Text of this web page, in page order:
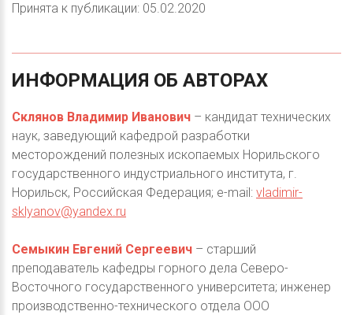
Принята к публикации: 05.02.2020
ИНФОРМАЦИЯ ОБ АВТОРАХ
Склянов Владимир Иванович – кандидат технических
наук, заведующий кафедрой разработки
месторождений полезных ископаемых Норильского
государственного индустриального института, г.
Норильск, Российская Федерация; e-mail: vladimir-
sklyanov@yandex.ru
Семыкин Евгений Сергеевич – старший
преподаватель кафедры горного дела Северо-
Восточного государственного университета; инженер
производственно-технического отдела ООО